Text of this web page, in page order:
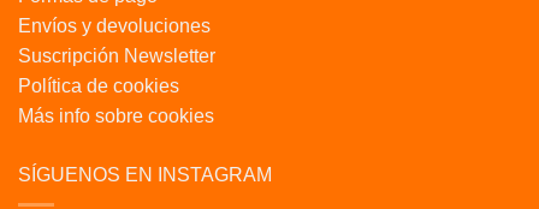
Envíos y devoluciones
Suscripción Newsletter
Política de cookies
Más info sobre cookies
SÍGUENOS EN INSTAGRAM